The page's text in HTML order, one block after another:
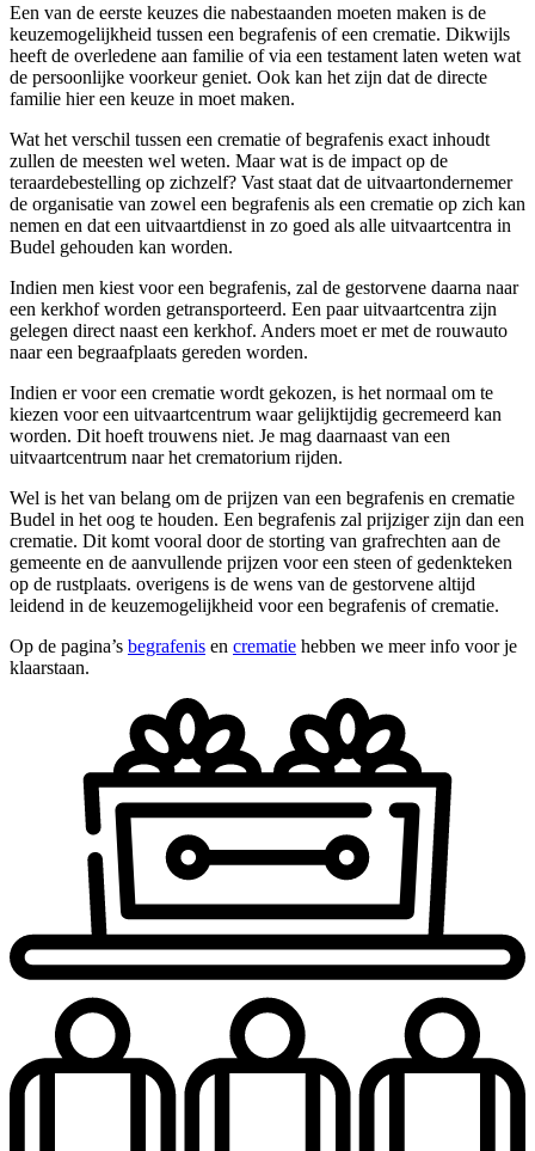
Een van de eerste keuzes die nabestaanden moeten maken is de
keuzemogelijkheid tussen een begrafenis of een crematie. Dikwijls
heeft de overledene aan familie of via een testament laten weten wat
de persoonlijke voorkeur geniet. Ook kan het zijn dat de directe
familie hier een keuze in moet maken.
Wat het verschil tussen een crematie of begrafenis exact inhoudt
zullen de meesten wel weten. Maar wat is de impact op de
teraardebestelling op zichzelf? Vast staat dat de uitvaartondernemer
de organisatie van zowel een begrafenis als een crematie op zich kan
nemen en dat een uitvaartdienst in zo goed als alle uitvaartcentra in
Budel gehouden kan worden.
Indien men kiest voor een begrafenis, zal de gestorvene daarna naar
een kerkhof worden getransporteerd. Een paar uitvaartcentra zijn
gelegen direct naast een kerkhof. Anders moet er met de rouwauto
naar een begraafplaats gereden worden.
Indien er voor een crematie wordt gekozen, is het normaal om te
kiezen voor een uitvaartcentrum waar gelijktijdig gecremeerd kan
worden. Dit hoeft trouwens niet. Je mag daarnaast van een
uitvaartcentrum naar het crematorium rijden.
Wel is het van belang om de prijzen van een begrafenis en crematie
Budel in het oog te houden. Een begrafenis zal prijziger zijn dan een
crematie. Dit komt vooral door de storting van grafrechten aan de
gemeente en de aanvullende prijzen voor een steen of gedenkteken
op de rustplaats. overigens is de wens van de gestorvene altijd
leidend in de keuzemogelijkheid voor een begrafenis of crematie.
Op de pagina’s begrafenis en crematie hebben we meer info voor je
klaarstaan.